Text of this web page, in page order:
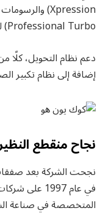
Professional Turbo) للمرة الأولى.
إضافة إلى نظام تكبير
نجاح منقطع
نجحت الشركة بعد
المتخصصة في صناعة